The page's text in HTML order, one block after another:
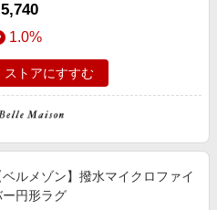
5,740
1.0%
ストアにすすむ
ベルメゾン】撥水マイクロファイ
ー円形ラグ